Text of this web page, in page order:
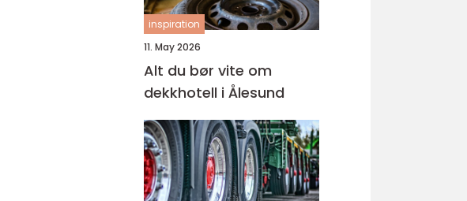
inspiration
11. May 2026
Alt du bør vite om
dekkhotell i Ålesund